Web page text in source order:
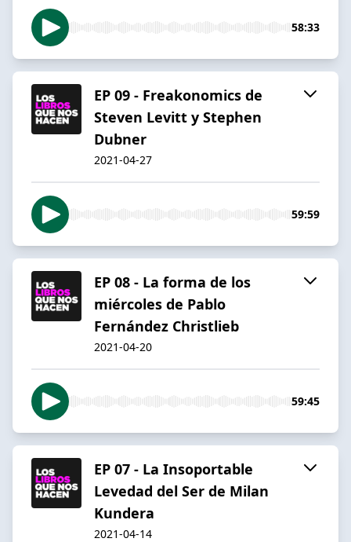
58:33
EP 09 - Freakonomics de
Steven Levitt y Stephen
Dubner
2021-04-27
59:59
EP 08 - La forma de los
miércoles de Pablo
Fernández Christlieb
2021-04-20
59:45
EP 07 - La Insoportable
Levedad del Ser de Milan
Kundera
2021-04-14